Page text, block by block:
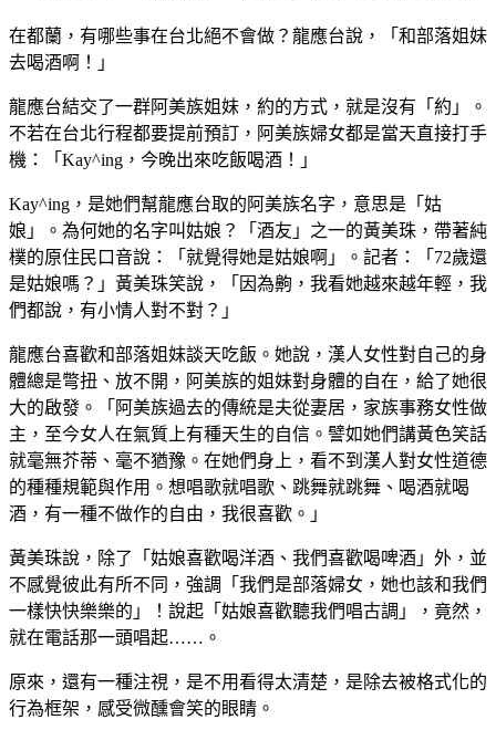
在都蘭，有哪些事在台北絕不會做？龍應台說，「和部落姐妹
去喝酒啊！」
龍應台結交了一群阿美族姐妹，約的方式，就是沒有「約」。
不若在台北行程都要提前預訂，阿美族婦女都是當天直接打手
機：「Kay^ing，今晚出來吃飯喝酒！」
Kay^ing，是她們幫龍應台取的阿美族名字，意思是「姑
娘」。為何她的名字叫姑娘？「酒友」之一的黃美珠，帶著純
樸的原住民口音說：「就覺得她是姑娘啊」。記者：「72歲還
是姑娘嗎？」黃美珠笑說，「因為齁，我看她越來越年輕，我
們都說，有小情人對不對？」
龍應台喜歡和部落姐妹談天吃飯。她說，漢人女性對自己的身
體總是彆扭、放不開，阿美族的姐妹對身體的自在，給了她很
大的啟發。「阿美族過去的傳統是夫從妻居，家族事務女性做
主，至今女人在氣質上有種天生的自信。譬如她們講黃色笑話
就毫無芥蒂、毫不猶豫。在她們身上，看不到漢人對女性道德
的種種規範與作用。想唱歌就唱歌、跳舞就跳舞、喝酒就喝
酒，有一種不做作的自由，我很喜歡。」
黃美珠說，除了「姑娘喜歡喝洋酒、我們喜歡喝啤酒」外，並
不感覺彼此有所不同，強調「我們是部落婦女，她也該和我們
一樣快快樂樂的」！說起「姑娘喜歡聽我們唱古調」，竟然，
就在電話那一頭唱起……。
原來，還有一種注視，是不用看得太清楚，是除去被格式化的
行為框架，感受微醺會笑的眼睛。